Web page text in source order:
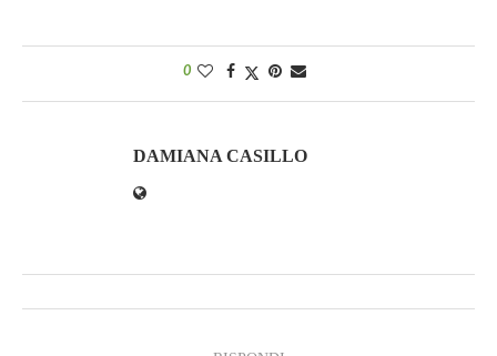
0
DAMIANA CASILLO